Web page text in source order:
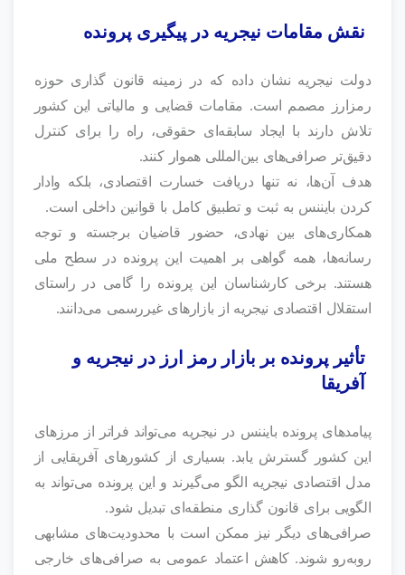
نقش مقامات نیجریه در پیگیری پرونده
دولت نیجریه نشان داده که در زمینه قانون‌ گذاری حوزه
رمزارز مصمم است. مقامات قضایی و مالیاتی این کشور
تلاش دارند با ایجاد سابقه‌ای حقوقی، راه را برای کنترل
دقیق‌تر صرافی‌های بین‌المللی هموار کنند.
هدف آن‌ها، نه تنها دریافت خسارت اقتصادی، بلکه وادار
کردن بایننس به ثبت و تطبیق کامل با قوانین داخلی است.
همکاری‌های بین‌ نهادی، حضور قاضیان برجسته و توجه
رسانه‌ها، همه گواهی بر اهمیت این پرونده در سطح ملی
هستند. برخی کارشناسان این پرونده را گامی در راستای
استقلال اقتصادی نیجریه از بازارهای غیررسمی می‌دانند.
تأثیر پرونده بر بازار رمز ارز در نیجریه و
آفریقا
پیامدهای پرونده بایننس در نیجریه می‌تواند فراتر از مرزهای
این کشور گسترش یابد. بسیاری از کشورهای آفریقایی از
مدل اقتصادی نیجریه الگو می‌گیرند و این پرونده می‌تواند به
الگویی برای قانون‌ گذاری منطقه‌ای تبدیل شود.
صرافی‌های دیگر نیز ممکن است با محدودیت‌های مشابهی
روبه‌رو شوند. کاهش اعتماد عمومی به صرافی‌های خارجی